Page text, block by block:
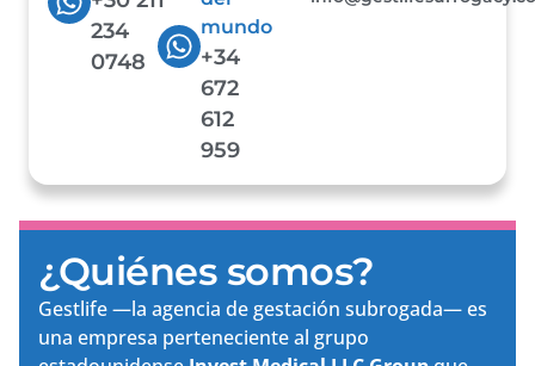
234
0748
mundo
+34
672
612
959
¿Quiénes somos?
Gestlife —la agencia de gestación subrogada— es
una empresa perteneciente al grupo